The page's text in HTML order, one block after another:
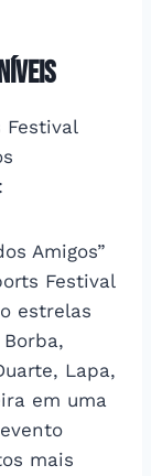
Festival
Amigos”
Festival
estrelas
Lapa,
em uma
mais